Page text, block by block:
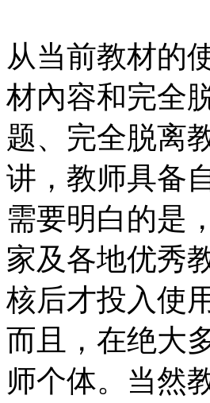
从当前教材的
材內容和完全
题、完全脱离
讲，教师具备
需要明白的是
家及各地优秀
核后才投入使
而且，在绝大
师个体。当然